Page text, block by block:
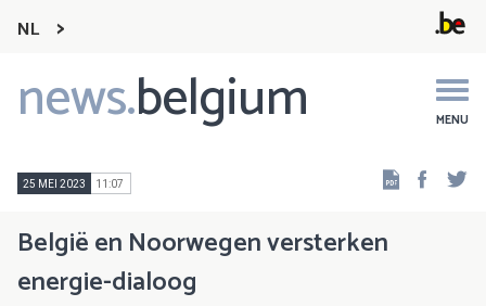
NL
news.belgium MENU
Main
navigation
25 MEI 2023 11:07
België en Noorwegen versterken
energie-dialoog